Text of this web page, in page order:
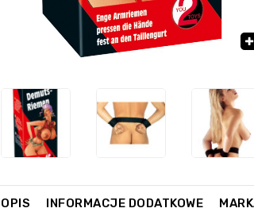
OPIS INFORMACJE DODATKOWE